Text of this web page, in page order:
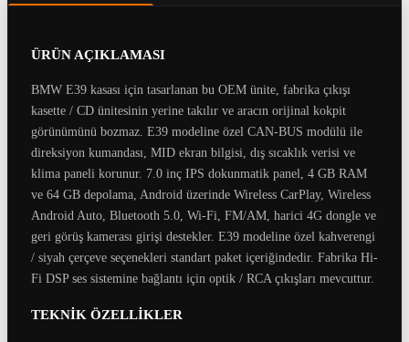
ÜRÜN AÇIKLAMASI
BMW E39 kasası için tasarlanan bu OEM ünite, fabrika çıkışı
kasette / CD ünitesinin yerine takılır ve aracın orijinal kokpit
görünümünü bozmaz. E39 modeline özel CAN-BUS modülü ile
direksiyon kumandası, MID ekran bilgisi, dış sıcaklık verisi ve
klima paneli korunur. 7.0 inç IPS dokunmatik panel, 4 GB RAM
ve 64 GB depolama, Android üzerinde Wireless CarPlay, Wireless
Android Auto, Bluetooth 5.0, Wi-Fi, FM/AM, harici 4G dongle ve
geri görüş kamerası girişi destekler. E39 modeline özel kahverengi
/ siyah çerçeve seçenekleri standart paket içeriğindedir. Fabrika Hi-
Fi DSP ses sistemine bağlantı için optik / RCA çıkışları mevcuttur.
TEKNİK ÖZELLİKLER